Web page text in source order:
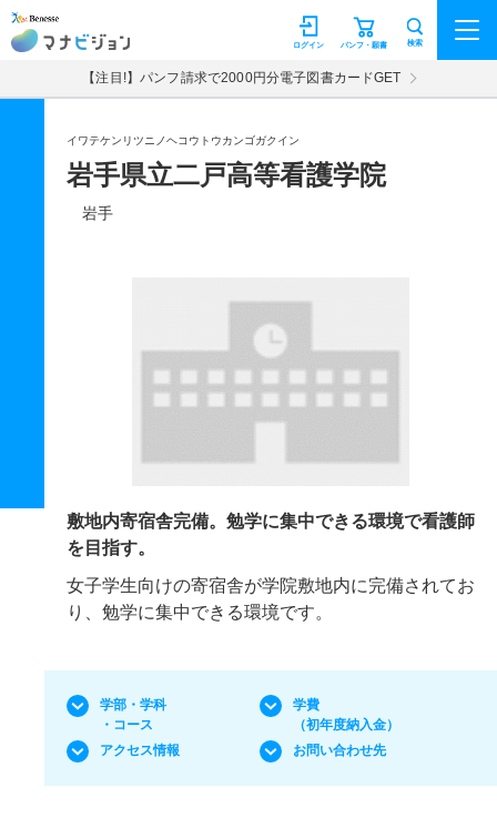
マナビジョン パンフ・願書
ログイン 検索
【注目!】パンフ請求で2000円分電子図書カードGET
イワテケンリツニノヘコウトウカンゴガクイン
岩手県立二戸高等看護学院
岩手
敷地内寄宿舎完備。勉学に集中できる環境で看護師
を目指す。
女子学生向けの寄宿舎が学院敷地内に完備されてお
り、勉学に集中できる環境です。
学部・学科
・コース
学費
（初年度納入金）
アクセス情報
お問い合わせ先